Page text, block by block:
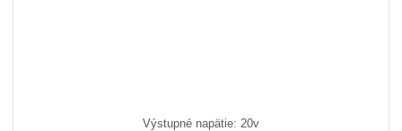
Výstupné napätie: 20v